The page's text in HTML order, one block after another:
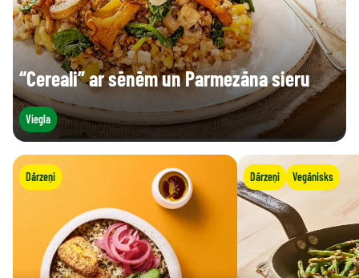
“Cereali” ar sēnēm un Parmezāna sieru
Viegla
Dārzeņi Dārzeņi Vegānisks